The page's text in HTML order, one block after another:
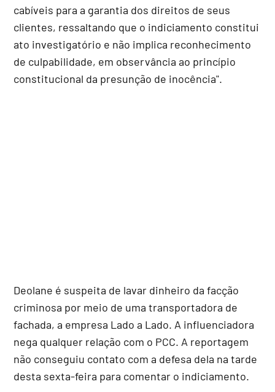
cabíveis para a garantia dos direitos de seus
clientes, ressaltando que o indiciamento constitui
ato investigatório e não implica reconhecimento
de culpabilidade, em observância ao princípio
constitucional da presunção de inocência".
Deolane é suspeita de lavar dinheiro da facção
criminosa por meio de uma transportadora de
fachada, a empresa Lado a Lado. A influenciadora
nega qualquer relação com o PCC. A reportagem
não conseguiu contato com a defesa dela na tarde
desta sexta-feira para comentar o indiciamento.